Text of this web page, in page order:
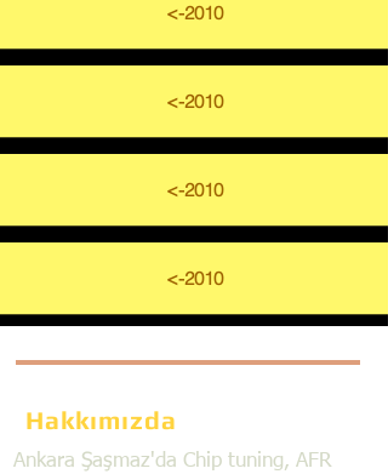
<-2010
<-2010
<-2010
<-2010
Hakkımızda
Ankara Şaşmaz'da Chip tuning, AFR